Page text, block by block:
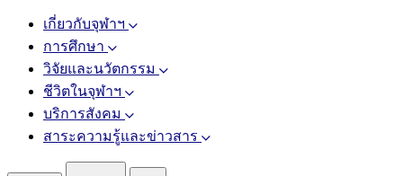
เกี่ยวกับจุฬาฯ
การศึกษา
วิจัยและนวัตกรรม
ชีวิตในจุฬาฯ
บริการสังคม
สาระความรู้และข่าวสาร